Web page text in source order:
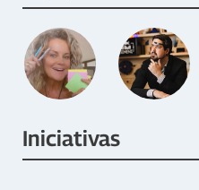
Iniciativas